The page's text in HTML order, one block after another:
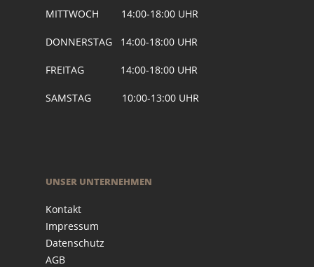
MITTWOCH 14:00-18:00 UHR
DONNERSTAG 14:00-18:00 UHR
FREITAG 14:00-18:00 UHR
SAMSTAG 10:00-13:00 UHR
UNSER UNTERNEHMEN
Kontakt
Impressum
Datenschutz
AGB